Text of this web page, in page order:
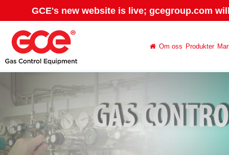
GCE's new website is live; gcegroup.com
Om oss Produkter